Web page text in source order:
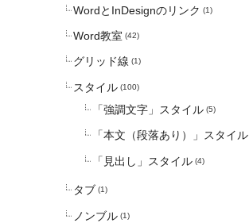
WordとInDesignのリンク (1)
Word教室 (42)
グリッド線 (1)
スタイル (100)
「強調文字」スタイル (5)
「本文（段落あり）」スタイル
「見出し」スタイル (4)
タブ (1)
ノンブル (1)